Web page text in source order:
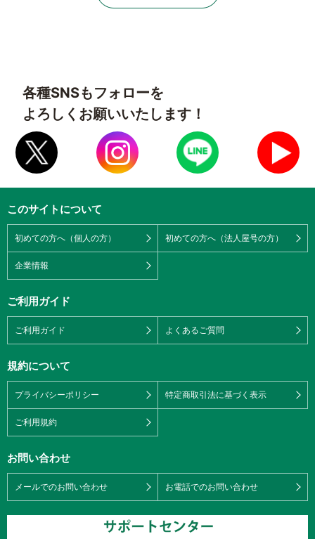
各種SNSもフォローを
よろしくお願いいたします！
このサイトについて
初めての方へ（個人の方） 初めての方へ（法人屋号の方）
企業情報
ご利用ガイド
ご利用ガイド よくあるご質問
規約について
プライバシーポリシー 特定商取引法に基づく表示
ご利用規約
お問い合わせ
メールでのお問い合わせ お電話でのお問い合わせ